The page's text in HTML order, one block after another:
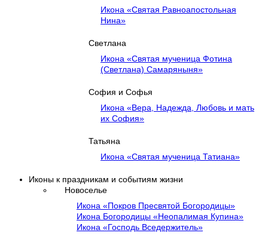
Икона «Святая Равноапостольная
Нина»
Светлана
Икона «Святая мученица Фотина
(Светлана) Самаряныня»
София и Софья
Икона «Вера, Надежда, Любовь и мать
их София»
Татьяна
Икона «Святая мученица Татиана»
Иконы к праздникам и событиям жизни
Новоселье
Икона «Покров Пресвятой Богородицы»
Икона Богородицы «Неопалимая Купина»
Икона «Господь Вседержитель»